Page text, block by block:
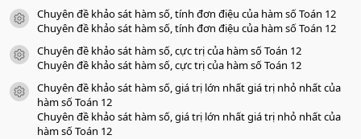
icon tài liệu
Chuyên đề khảo sát hàm số, tính đơn điệu của hàm số Toán 12
Chuyên đề khảo sát hàm số, tính đơn điệu của hàm số Toán 12
icon tài liệu
Chuyên đề khảo sát hàm số, cực trị của hàm số Toán 12
Chuyên đề khảo sát hàm số, cực trị của hàm số Toán 12
icon tài liệu
Chuyên đề khảo sát hàm số, giá trị lớn nhất giá trị nhỏ nhất của
hàm số Toán 12
Chuyên đề khảo sát hàm số, giá trị lớn nhất giá trị nhỏ nhất của
hàm số Toán 12